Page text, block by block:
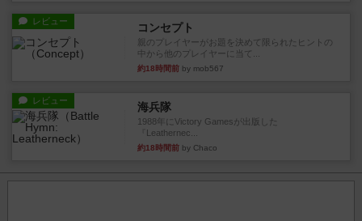
レビュー コンセプト
親のプレイヤーがお題を決めて限られたヒントの
中から他のプレイヤーに当て...
約18時間前 by mob567
レビュー 海兵隊
1988年にVictory Gamesが出版した
『Leathernec...
約18時間前 by Chaco